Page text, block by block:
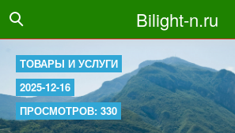
Bilight-n.ru
ТОВАРЫ И УСЛУГИ
2025-12-16
ПРОСМОТРОВ: 330